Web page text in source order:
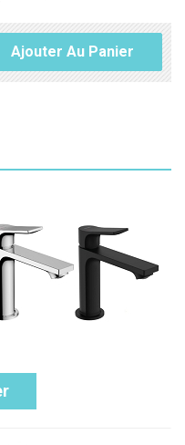
Ajouter Au Panier